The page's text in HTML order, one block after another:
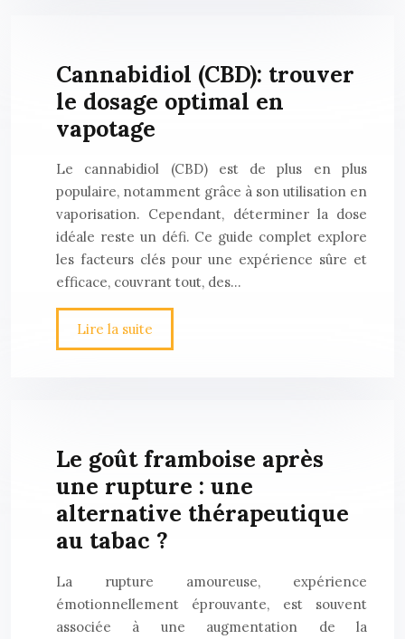
Cannabidiol (CBD): trouver
le dosage optimal en
vapotage
Le cannabidiol (CBD) est de plus en plus
populaire, notamment grâce à son utilisation en
vaporisation. Cependant, déterminer la dose
idéale reste un défi. Ce guide complet explore
les facteurs clés pour une expérience sûre et
efficace, couvrant tout, des…
Lire la suite
Le goût framboise après
une rupture : une
alternative thérapeutique
au tabac ?
La rupture amoureuse, expérience
émotionnellement éprouvante, est souvent
associée à une augmentation de la